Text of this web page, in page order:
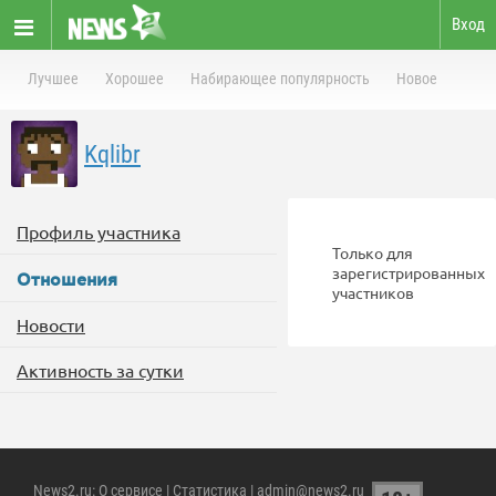
Вход
Лучшее Хорошее Набирающее популярность Новое
Kqlibr
Профиль участника
Отношения
Новости
Активность за сутки
Только для
зарегистрированных
участников
News2.ru: О сервисе | Статистика | admin@news2.ru